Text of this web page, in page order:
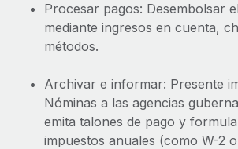
Obtén ayuda de gente experta en
y cumplimiento normativo.
Simplifica los procesos de cribado
Cumplimiento normativo
Adelántate a los riesgos de
CASOS PRÁCTICOS
BLOG
EOR y PEO
Contractor Management
Procesar pagos: Desembolsar
mediante ingresos en cuenta,
métodos.
Archivar e informar: Presente
Nóminas a las agencias
emita talones de pago y
impuestos anuales (como W-2